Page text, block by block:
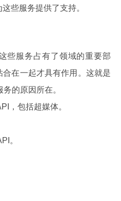
些服务提供了支持。
些服务占有了领域的重要部
在一起才具有作用。这就是
的原因所在。
，包括超媒体。
。